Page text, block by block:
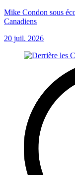
Mike Condon sous
Canadiens
20 juil. 2026